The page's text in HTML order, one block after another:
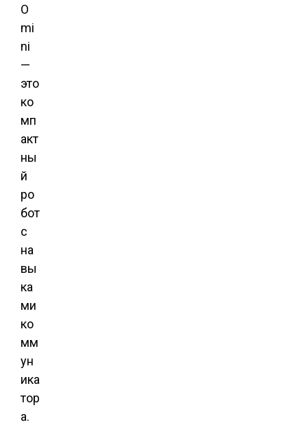
O
mi
ni
—
это
ко
мп
акт
ны
й
ро
бот
с
на
вы
ка
ми
ко
мм
ун
ика
тор
а.